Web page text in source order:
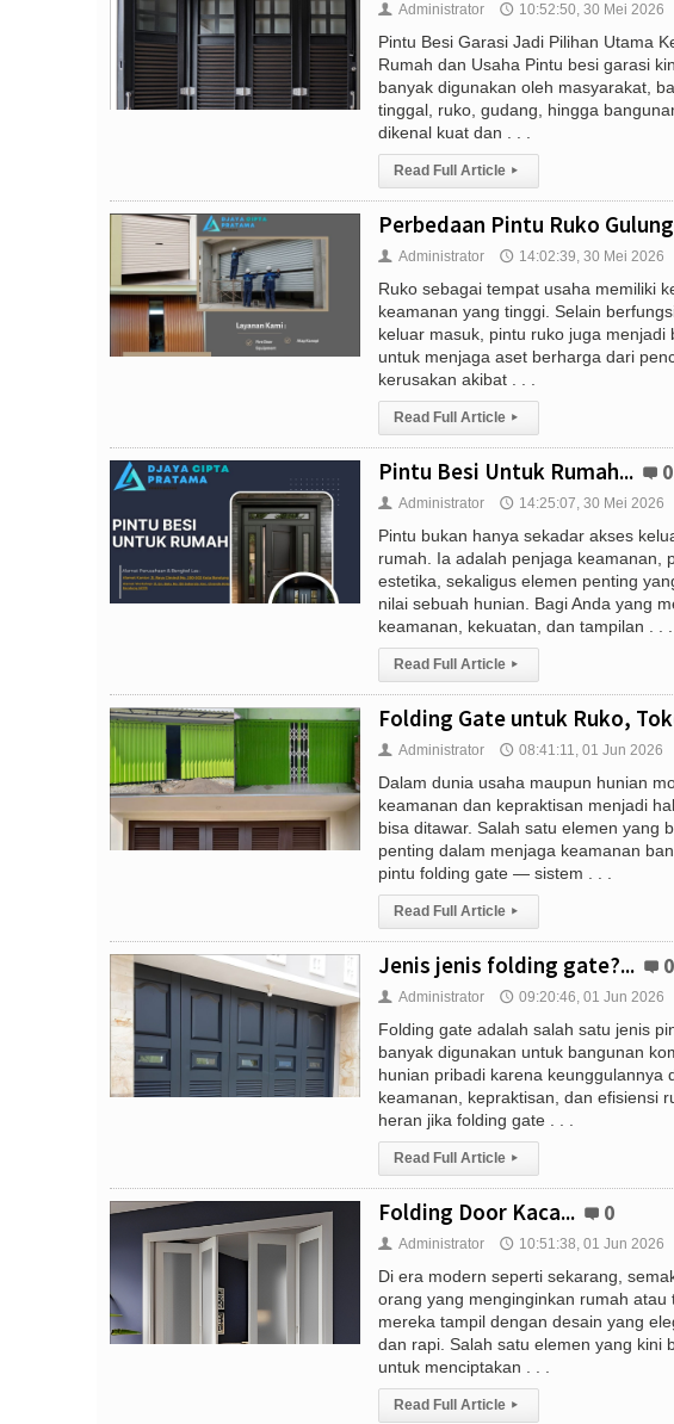
👤 Administrator 🕔 10:52:50, 30 Mei 2026
Pintu Besi Garasi Jadi Pilihan Utama
Rumah dan Usaha Pintu besi garasi
banyak digunakan oleh masyarakat,
tinggal, ruko, gudang, hingga
dikenal kuat dan . . .
Read Full Article ▸
Perbedaan Pintu Ruko
👤 Administrator 🕔 14:02:39, 30 Mei 2026
Ruko sebagai tempat usaha memiliki
keamanan yang tinggi. Selain
keluar masuk, pintu ruko juga menjadi
untuk menjaga aset berharga dari
kerusakan akibat . . .
Read Full Article ▸
Pintu Besi Untuk Rumah... 0
👤 Administrator 🕔 14:25:07, 30 Mei 2026
Pintu bukan hanya sekadar akses
rumah. Ia adalah penjaga keamanan,
estetika, sekaligus elemen penting
nilai sebuah hunian. Bagi Anda yang
keamanan, kekuatan, dan tampilan . . .
Read Full Article ▸
Folding Gate untuk Ruko,
👤 Administrator 🕔 08:41:11, 01 Jun 2026
Dalam dunia usaha maupun hunian
keamanan dan kepraktisan menjadi
bisa ditawar. Salah satu elemen yang
penting dalam menjaga keamanan
pintu folding gate — sistem . . .
Read Full Article ▸
Jenis jenis folding gate?... 0
👤 Administrator 🕔 09:20:46, 01 Jun 2026
Folding gate adalah salah satu jenis
banyak digunakan untuk bangunan
hunian pribadi karena keunggulannya
keamanan, kepraktisan, dan efisiensi
heran jika folding gate . . .
Read Full Article ▸
Folding Door Kaca... 0
👤 Administrator 🕔 10:51:38, 01 Jun 2026
Di era modern seperti sekarang,
orang yang menginginkan rumah atau
mereka tampil dengan desain yang
dan rapi. Salah satu elemen yang kini
untuk menciptakan . . .
Read Full Article ▸